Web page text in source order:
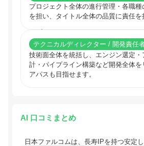
プロジェクト全体の進行管理・各職種
を担い、タイトル全体の品質に責任を
テクニカルディレクター / 開発責任
技術面全体を統括し、エンジン選定
計・パイプライン構築など開発全体を
アパスも目指せます。
AI 口コミまとめ
日本ファルコムは、長寿IPを持つ安定